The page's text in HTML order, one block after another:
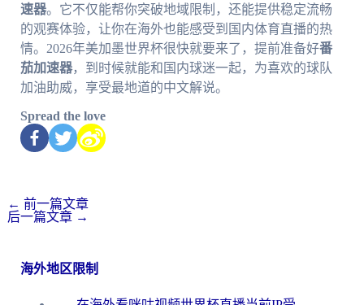
速器。它不仅能帮你突破地域限制，还能提供稳定流畅
的观赛体验，让你在海外也能感受到国内体育直播的热
情。2026年美加墨世界杯很快就要来了，提前准备好番
茄加速器，到时候就能和国内球迷一起，为喜欢的球队
加油助威，享受最地道的中文解说。
Spread the love
← 前一篇文章
后一篇文章 →
海外地区限制